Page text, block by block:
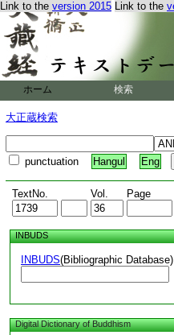
Link to the version 2015 Link to the
ホーム 検索
大正蔵検索
punctuation Hangul Eng
TextNo. Vol. Page
INBUDS
INBUDS(Bibliographic Database)
Digital Dictionary of Buddhism